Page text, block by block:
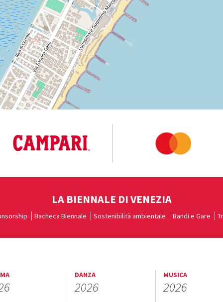
LA BIENNALE DI VENEZIA
Bacheca Biennale Sostenibilità ambientale Bandi e Gare
DANZA
2026
MUSICA
2026